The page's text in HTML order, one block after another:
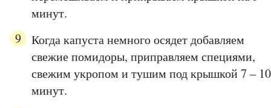
минут.
Когда капуста немного осядет добавляем
свежие помидоры, приправляем специями,
свежим укропом и тушим под крышкой 7 – 10
минут.